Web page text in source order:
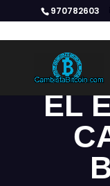
970782603
EL